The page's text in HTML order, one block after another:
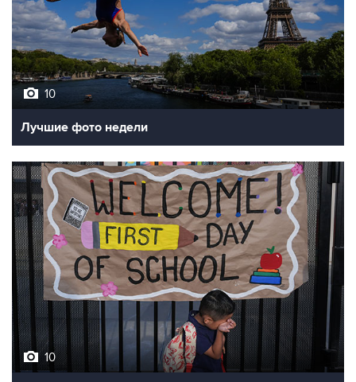
10
Лучшие фото недели
10